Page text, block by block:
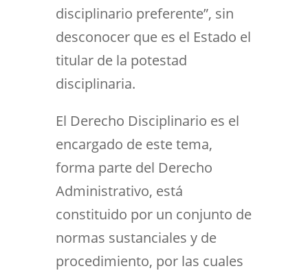
disciplinario preferente”, sin
desconocer que es el Estado el
titular de la potestad
disciplinaria.
El Derecho Disciplinario es el
encargado de este tema,
forma parte del Derecho
Administrativo, está
constituido por un conjunto de
normas sustanciales y de
procedimiento, por las cuales